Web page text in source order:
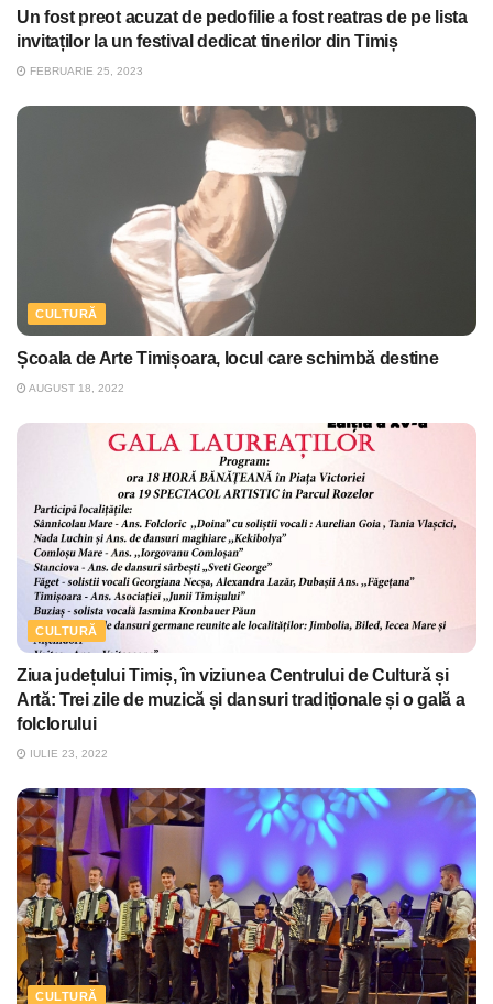
Un fost preot acuzat de pedofilie a fost reatras de pe lista
invitaților la un festival dedicat tinerilor din Timiș
FEBRUARIE 25, 2023
CULTURĂ
Școala de Arte Timișoara, locul care schimbă destine
AUGUST 18, 2022
CULTURĂ
Ziua județului Timiș, în viziunea Centrului de Cultură și
Artă: Trei zile de muzică și dansuri tradiționale și o gală a
folclorului
IULIE 23, 2022
CULTURĂ